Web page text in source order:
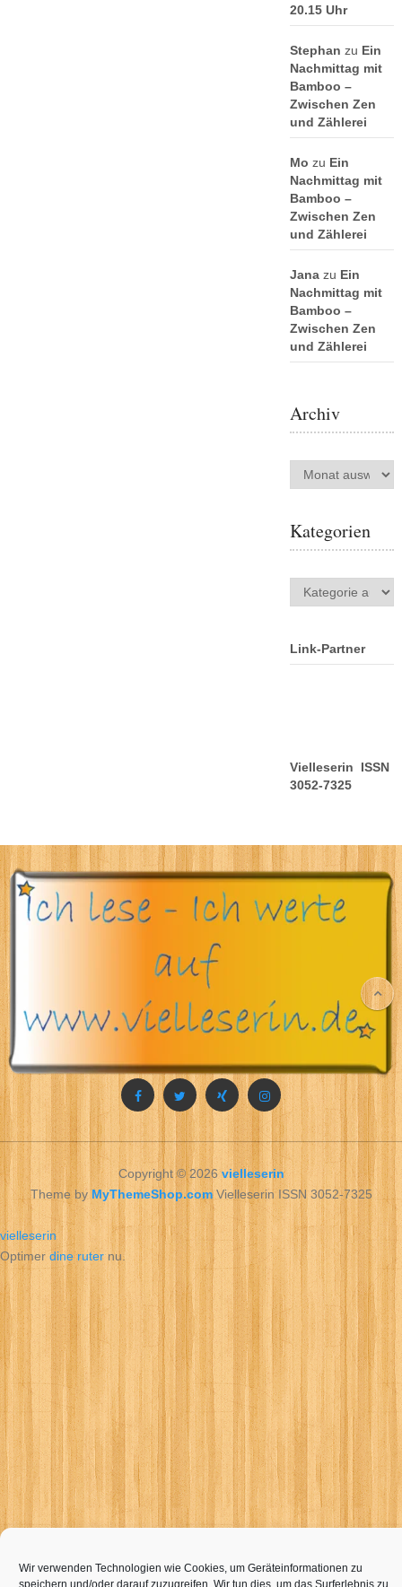
20.15 Uhr
Stephan zu Ein
Nachmittag mit
Bamboo –
Zwischen Zen
und Zählerei
Mo zu Ein
Nachmittag mit
Bamboo –
Zwischen Zen
und Zählerei
Janazu Ein
Nachmittag mit
Bamboo –
Zwischen Zen
und Zählerei
Archiv
Archiv
Kategorien
Kategorien
Link-Partner
Vielleserin ISSN
3052-7325
Copyright © 2026vielleserin
Theme by MyThemeShop.comVielleserin ISSN 3052-7325
vielleserin
Wir verwenden Technologien wie Cookies, um Geräteinformationen zu
speichern und/oder darauf zuzugreifen. Wir tun dies, um das Surferlebnis zu
Optimer dine ruternu.